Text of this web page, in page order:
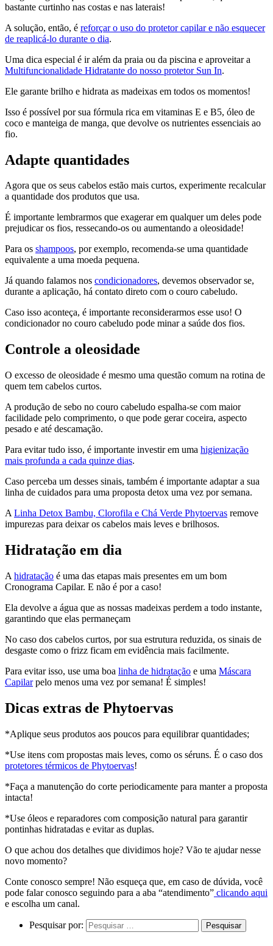
bastante curtinho nas costas e nas laterais!
A solução, então, é reforçar o uso do protetor capilar e não esquecer
de reaplicá-lo durante o dia.
Uma dica especial é ir além da praia ou da piscina e aproveitar a
Multifuncionalidade Hidratante do nosso protetor Sun In.
Ele garante brilho e hidrata as madeixas em todos os momentos!
Isso é possível por sua fórmula rica em vitaminas E e B5, óleo de
coco e manteiga de manga, que devolve os nutrientes essenciais ao
fio.
Adapte quantidades
Agora que os seus cabelos estão mais curtos, experimente recalcular
a quantidade dos produtos que usa.
É importante lembrarmos que exagerar em qualquer um deles pode
prejudicar os fios, ressecando-os ou aumentando a oleosidade!
Para os shampoos, por exemplo, recomenda-se uma quantidade
equivalente a uma moeda pequena.
Já quando falamos nos condicionadores, devemos observador se,
durante a aplicação, há contato direto com o couro cabeludo.
Caso isso aconteça, é importante reconsiderarmos esse uso! O
condicionador no couro cabeludo pode minar a saúde dos fios.
Controle a oleosidade
O excesso de oleosidade é mesmo uma questão comum na rotina de
quem tem cabelos curtos.
A produção de sebo no couro cabeludo espalha-se com maior
facilidade pelo comprimento, o que pode gerar coceira, aspecto
pesado e até descamação.
Para evitar tudo isso, é importante investir em uma higienização
mais profunda a cada quinze dias.
Caso perceba um desses sinais, também é importante adaptar a sua
linha de cuidados para uma proposta detox uma vez por semana.
A Linha Detox Bambu, Clorofila e Chá Verde Phytoervas remove
impurezas para deixar os cabelos mais leves e brilhosos.
Hidratação em dia
A hidratação é uma das etapas mais presentes em um bom
Cronograma Capilar. E não é por a caso!
Ela devolve a água que as nossas madeixas perdem a todo instante,
garantindo que elas permaneçam
No caso dos cabelos curtos, por sua estrutura reduzida, os sinais de
desgaste como o frizz ficam em evidência mais facilmente.
Para evitar isso, use uma boa linha de hidratação e uma Máscara
Capilarpelo menos uma vez por semana! É simples!
Dicas extras de Phytoervas
*Aplique seus produtos aos poucos para equilibrar quantidades;
*Use itens com propostas mais leves, como os séruns. É o caso dos
protetores térmicos de Phytoervas!
*Faça a manutenção do corte periodicamente para manter a proposta
intacta!
*Use óleos e reparadores com composição natural para garantir
pontinhas hidratadas e evitar as duplas.
O que achou dos detalhes que dividimos hoje? Vão te ajudar nesse
novo momento?
Conte conosco sempre! Não esqueça que, em caso de dúvida, você
pode falar conosco seguindo para a aba “atendimento” clicando aqui
e escolha um canal.
Pesquisar por: